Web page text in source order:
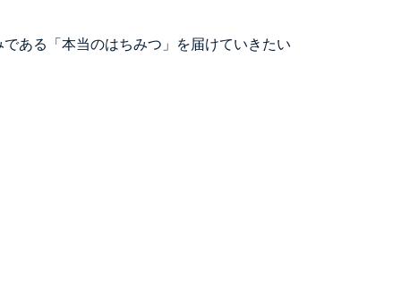
ある「本当のはちみつ」を届けていきたい